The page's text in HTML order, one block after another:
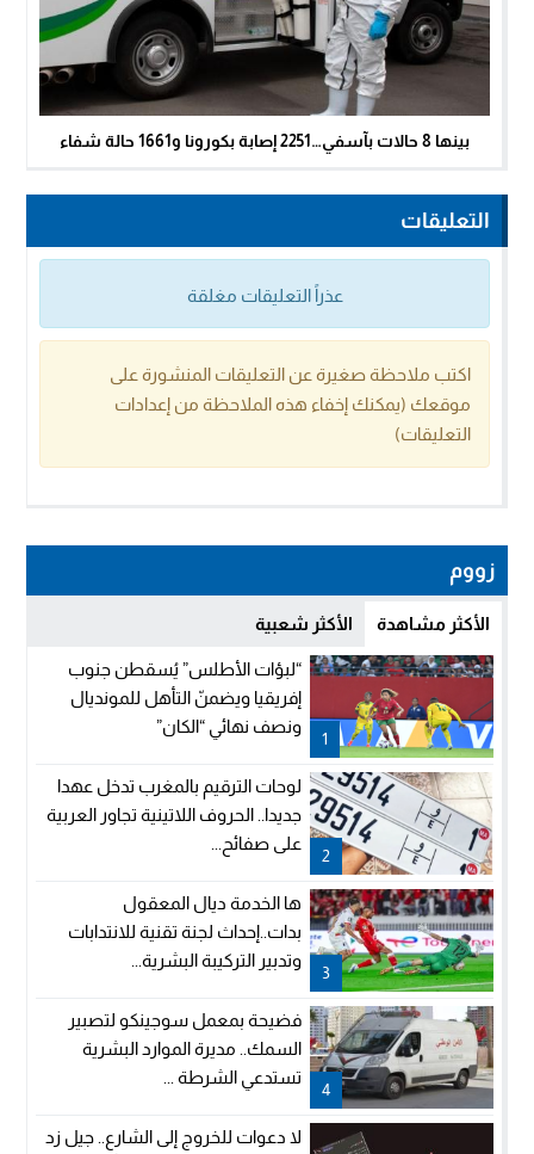
بينها 8 حالات بآسفي…2251 إصابة بكورونا و1661 حالة شفاء
التعليقات
عذراً التعليقات مغلقة
اكتب ملاحظة صغيرة عن التعليقات المنشورة على
موقعك (يمكنك إخفاء هذه الملاحظة من إعدادات
التعليقات)
زووم
الأكثر مشاهدة الأكثر شعبية
1
“لبؤات الأطلس” يُسقطن جنوب
إفريقيا ويضمنّ التأهل للمونديال
ونصف نهائي “الكان”
2
لوحات الترقيم بالمغرب تدخل عهدا
جديدا.. الحروف اللاتينية تجاور العربية
على صفائح...
3
ها الخدمة ديال المعقول
بدات..إحداث لجنة تقنية للانتدابات
وتدبير التركيبة البشرية...
4
فضيحة بمعمل سوجينكو لتصبير
السمك.. مديرة الموارد البشرية
تستدعي الشرطة ...
لا دعوات للخروج إلى الشارع.. جيل زد